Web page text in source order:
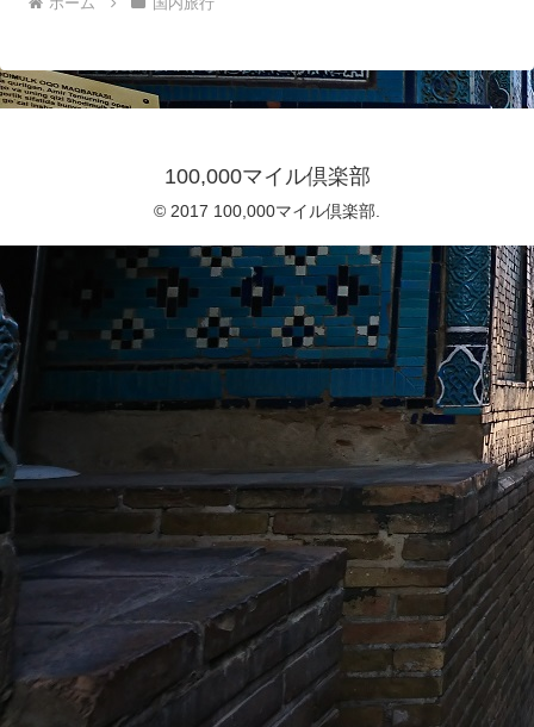
100,000マイル倶楽部
© 2017 100,000マイル倶楽部.